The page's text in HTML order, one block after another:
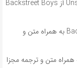
آهنگ انگلیسی Unsuspecting Sunday Afternoon از Backstreet Boys
آهنگ انگلیسی Unmistakable از Backstreet Boys به همراه متن و